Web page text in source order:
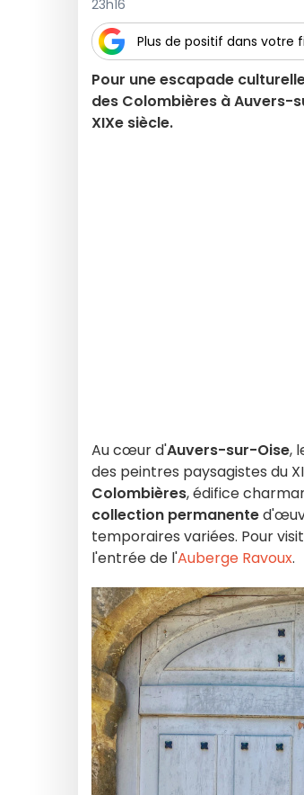
23h16
Plus de positif dans votre
Pour une escapade
des Colombières à Auvers-
XIXe siècle.
Au cœur d'Auvers-sur-Oise,
des peintres paysagistes du
Colombières, édifice
collection permanente
temporaires variées. Pour
l'entrée de l'Auberge Ravoux.